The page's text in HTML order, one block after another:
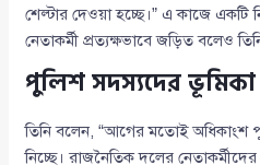
শেল্টার দেওয়া হচ্ছে।” এ কাজে একটি
নেতাকর্মী প্রত্যক্ষভাবে জড়িত বলেও
পুলিশ সদস্যদের ভূমিকা
তিনি বলেন, “আগের মতোই
নিচ্ছে। রাজনৈতিক দলের